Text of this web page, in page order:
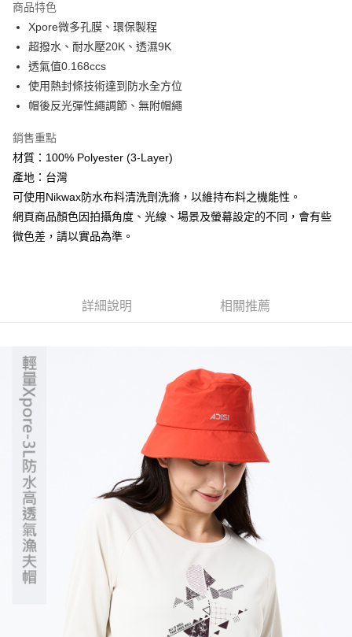
悠遊付
Google Pay
全盈+PAY
AFTEE先享後付
【關於「AFTEE先享後付」】
AFTEE先享後付是「在收到商品之後才付款」的支付方式。 讓您購物簡單
１．簡單：不需註冊會員、不需綁卡、不需儲值。
２．便利：只要手機號碼，簡訊認證，即可結帳。
３．安心：先確認商品／服務後，再付款。
【「AFTEE先享後付」結帳流程】
ATM／網路銀行／等多元方式進行付款，方視為交易完成。
※ 交易是否成功請以「AFTEE先享後付 」之結帳頁面顯示為準，若有關於
是否繳費成功／繳費後需取消欲退款等相關疑問，請聯繫「AFTEE先享後付
客戶支援中心」
https://netprotections.freshdesk.com/support/home
【注意事項】
１．透過由恩沛科技股份有限公司提供之「AFTEE先享後付」服務完成之交
易，需依本服務之必要範圍內提供個人資料，並將交易相關給付款項請求債
權轉讓予恩沛科技股份有限公司。
２．關於個人資料處理事宜，請瀏覽以下網址：
https://aftee.tw/terms/#terms3
３．未成年的使用者請事先徵得法定代理人或監護人之同意方可使用
「AFTEE先享後付」，若未經同意申辦者引起之損失，本公司不負相關責
任。
４．使用「AFTEE先享後付」時，將依據個別帳號之用戶狀況，依本公司即
時審查核予不同之上限額度；若仍有額度不足之情形，本公司將視審查結果
請求用戶進行身份認證。
５．嚴禁一人註冊多個帳號或使用他人資訊註冊。若發現惡意使用之情形，
恩沛科技股份有限公司將有權停止該用戶之使用額度並採取法律行動。
ATM付款
貨到付款
運送方式
全家取貨付款
每筆NT$60，滿NT$799(含以上)免運費
每筆NT$100，滿NT$799(含以上)免運費
付款後門市自取
免運費
貨到付款
每筆NT$130，滿NT$3,000(含以上)免運費
商品特色
Xpore微多孔膜、環保製程
超撥水、耐水壓20K、透濕9K
透氣值0.168ccs
使用熱封條技術達到防水全方位
帽後反光彈性繩調節、無附帽繩
銷售重點
材質：100% Polyester (3-Layer)
產地：台灣
可使用Nikwax防水布料清洗劑洗滌，以維持布料之機能性。
網頁商品顏色因拍攝角度、光線、場景及螢幕設定的不同，會有些
微色差，請以實品為準。
詳細說明 相關推薦